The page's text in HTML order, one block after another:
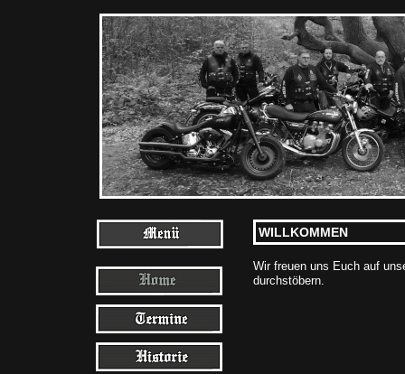
WILLKOMMEN
Wir freuen uns Euch auf
durchstöbern.